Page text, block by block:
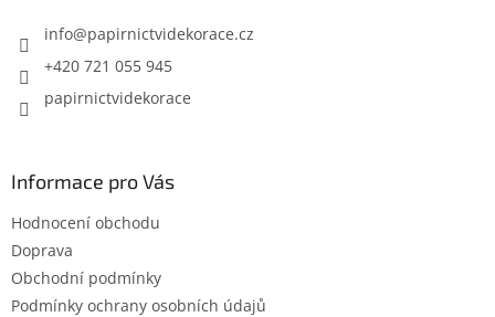
info@papirnictvidekorace.cz
+420 721 055 945
papirnictvidekorace
Informace pro Vás
Hodnocení obchodu
Doprava
Obchodní podmínky
Podmínky ochrany osobních údajů